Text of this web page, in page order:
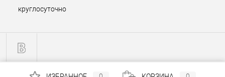
круглосуточно